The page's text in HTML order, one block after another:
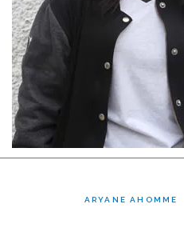
ARYANE AHOMME